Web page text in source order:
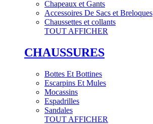
Chapeaux et Gants
Accessoires De Sacs et Breloques
Chaussettes et collants
TOUT AFFICHER
CHAUSSURES
Bottes Et Bottines
Escarpins Et Mules
Mocassins
Espadrilles
Sandales
TOUT AFFICHER